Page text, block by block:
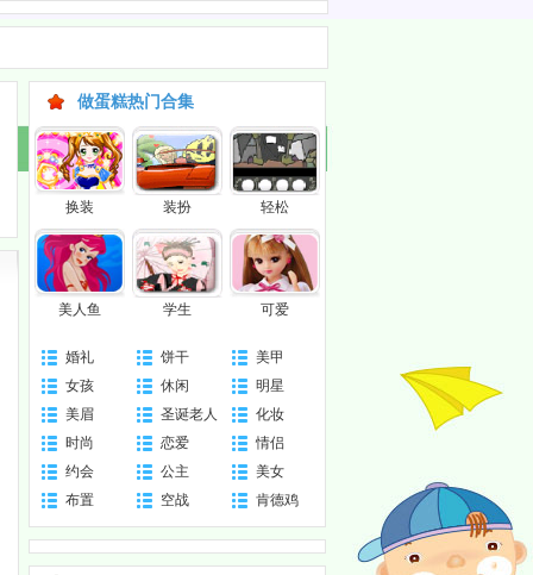
做蛋糕热门合集
换装 装扮 轻松
美人鱼 学生 可爱
婚礼 饼干
美甲
女孩
休闲
明星
美眉
圣诞老人
化妆
时尚
恋爱
情侣
约会
公主
美女
布置
空战 肯德鸡